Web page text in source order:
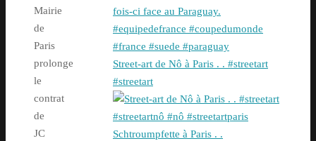
Mairie
de
Paris
prolonge
le
contrat
de
JC
Street-art de Nô à Paris . . #streetart
#streetart
Schtroumpfette à Paris . .